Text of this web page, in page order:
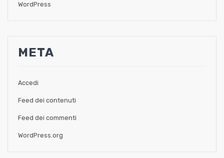
WordPress
META
Accedi
Feed dei contenuti
Feed dei commenti
WordPress.org